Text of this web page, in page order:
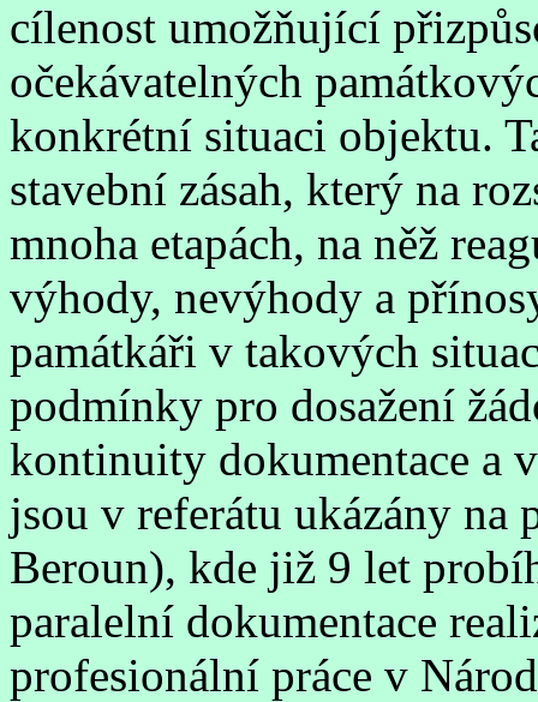
cílenost umožňující
očekávatelných
konkrétní situaci objektu.
stavební zásah, který na
mnoha etapách, na něž
výhody, nevýhody a
památkáři v takových
podmínky pro dosažení
kontinuity dokumentace a
jsou v referátu ukázány
Beroun), kde již 9 let
paralelní dokumentace
profesionální práce v